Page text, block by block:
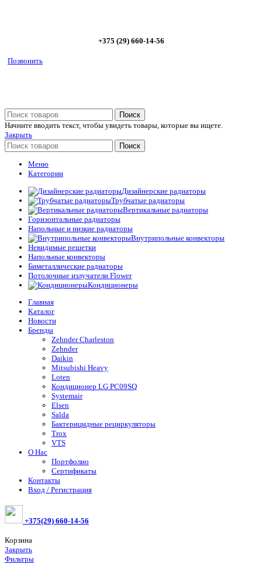
+375 (29) 660-14-56
Позвонить
Поиск
Начните вводить текст, чтобы увидеть товары, которые вы ищете.
Закрыть
Поиск
Меню
Категории
Дизайнерские радиаторы
Трубчатые радиаторы
Вертикальные радиаторы
Горизонтальные радиаторы
Напольные и низкие радиаторы
Внутрипольные конвекторы
Невидимые решетки
Напольные конвекторы
Биметаллические радиаторы
Потолочные излучатели Flower
Кондиционеры
Главная
Каталог
Новости
Бренды
Zehnder Charleston
Zehnder
Daikin
Mitsubishi Heavy
Loten
Кондиционер LG PC09SQ
Systemair
Elsen
Salda
Бактерицидные рециркуляторы
Trox
VTS
О Нас
Портфолио
Сертификаты
Контакты
Вход / Регистрация
+375(29) 660-14-56
Корзина
Закрыть
Фильтры